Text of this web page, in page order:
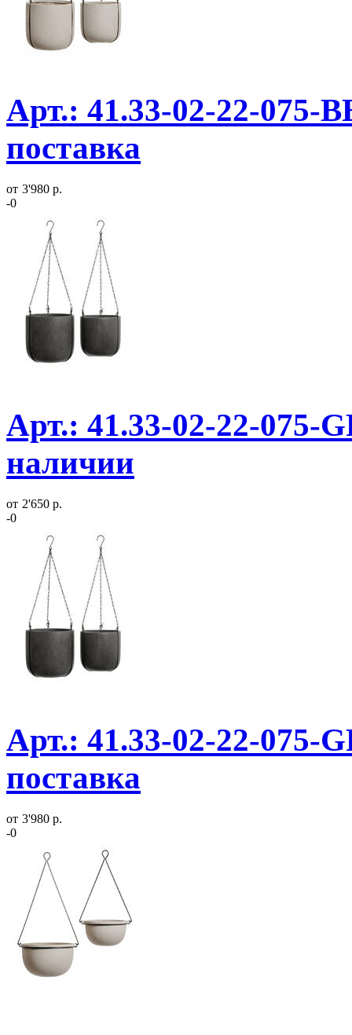
Арт.: 41.33-02-22-075-
поставка
от 3'980 р.
-0
Арт.: 41.33-02-22-075-
наличии
от 2'650 р.
-0
Арт.: 41.33-02-22-075-
поставка
от 3'980 р.
-0